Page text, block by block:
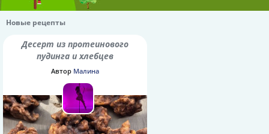
Новые рецепты
Десерт из протеинового
пудинга и хлебцев
Автор Малина